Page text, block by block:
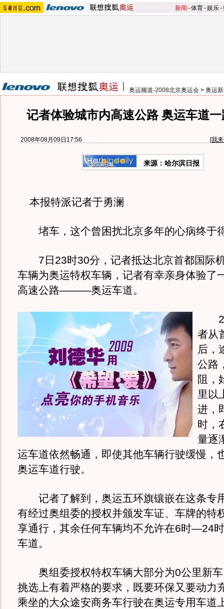
新闻 -体育-娱乐-
奥运频道-2008北京奥运会 > 奥运
记者体验城市内高速公路 奥运车道
2008年08月09日17:56 [我
来源：哈尔滨日报
本报特派记者于勇澜
堵车，这个曾困扰北京多年的心病终于
7日23时30分，记者抵达北京首都国际
车辆为奥运特权车辆，记者有幸亲身体验了
高速公路———奥运车道。
23
者从
后，
公路
阻，
里以
进，
时，
量逐
运车道依然畅通，即使其他车辆行驶缓慢，
奥运车道行驶。
记者了解到，奥运五环旗镶嵌在这条专
有经过奥组委的授权并颁发车证、车牌的特
享通行，其余任何车辆均不允许在6时—24
车道。
奥组委授权特权车辆大部分为0公里新车
挑选上有着严格的要求，既要环保又要动力
乘坐的大众途安商务车行驶在奥运专用车道